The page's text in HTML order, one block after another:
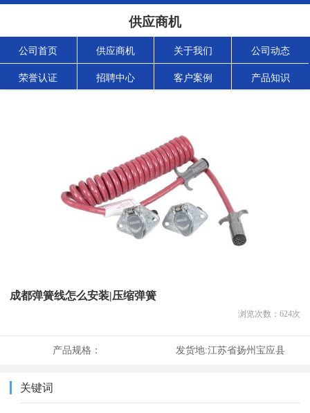
供应商机
公司首页 供应商机 关于我们 公司动态
荣誉认证 招聘中心 客户案例 产品知识
成都弹簧线怎么安装|压缩弹簧
浏览次数： 624次
产品规格： 发货地:江苏省扬州宝应县
关键词